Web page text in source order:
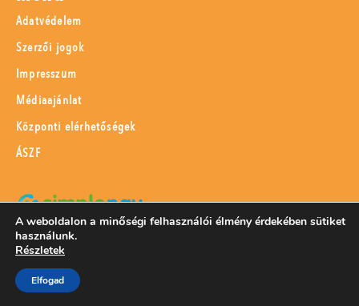
Adatvédelem
Szerzői jogok
Impresszum
Médiaajánlat
Központi elérhetőségek
ÁSZF
SimplePay adattovábbítási nyilatkozat
A weboldalon a minőségi felhasználói élmény érdekében sütiket
használunk.
Részletek
Elfogad